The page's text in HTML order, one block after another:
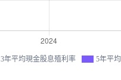
3年平均現金股息殖利率 5年平